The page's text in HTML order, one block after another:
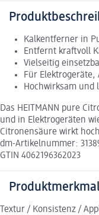
Kalkentferner in
Entfernt kraftvoll
Vielseitig
Für
Hochwirksam und
Das HEITMANN pure
und in Elektrogeräten
Citronensäure wirkt
dm-Artikelnummer:
GTIN 4062196362023
Textur / Konsistenz /